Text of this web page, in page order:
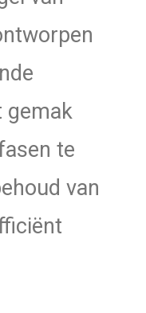
gemak
te
van